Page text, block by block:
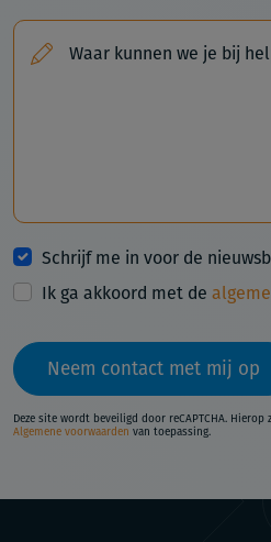
Waar kunnen we je bij
Schrijf me in voor de
Ik ga akkoord met de
Neem contact met mij op
Deze site wordt beveiligd door reCAPTCHA. Hierop
Algemene voorwaarden van toepassing.